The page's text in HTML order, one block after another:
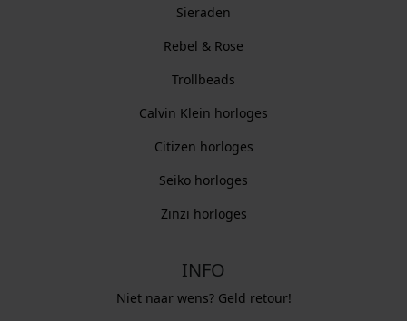
Sieraden
Rebel & Rose
Trollbeads
Calvin Klein horloges
Citizen horloges
Seiko horloges
Zinzi horloges
INFO
Niet naar wens? Geld retour!